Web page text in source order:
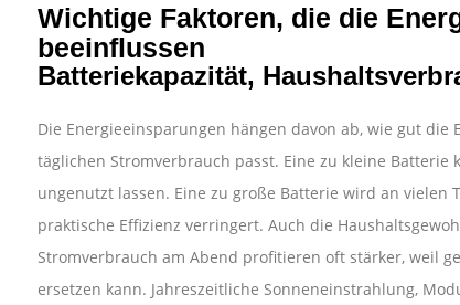
Wichtige Faktoren, die die
beeinflussen
Batteriekapazität,
Die Energieeinsparungen hängen davon ab, wie gut
täglichen Stromverbrauch passt. Eine zu kleine
ungenutzt lassen. Eine zu große Batterie wird an
praktische Effizienz verringert. Auch die
Stromverbrauch am Abend profitieren oft stärker, weil
ersetzen kann. Jahreszeitliche Sonneneinstrahlung,